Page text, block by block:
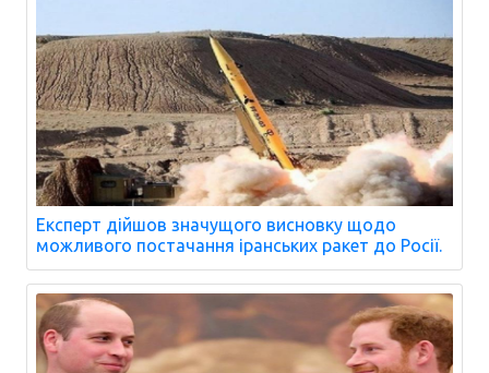
Експерт дійшов значущого висновку щодо
можливого постачання іранських ракет до Росії.